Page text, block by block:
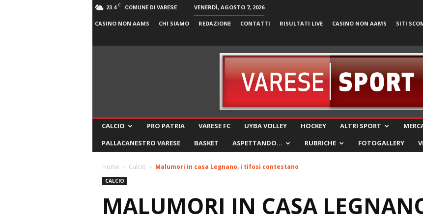
23.4 C COMUNE DI VARESE VENERDÌ, AGOSTO 7, 2026
CASINO NON AAMS CHI SIAMO REDAZIONE CONTATTI RISULTATI LIVE CASINO NON AAMS SITI
CALCIO PRO PATRIA VARESE FC UYBA VOLLEY HOCKEY ALTRI SPORT
PALLACANESTRO VARESE
BASKET ASPETTANDO… RUBRICHE FOTOGALLERY
Home Calcio Malumori in casa Legnano, i tifosi contestano
CALCIO
MALUMORI IN CASA